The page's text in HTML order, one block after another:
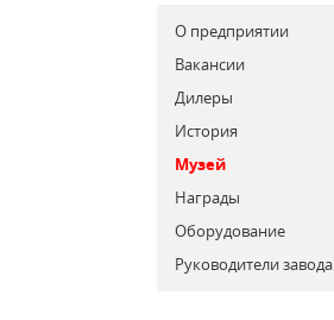
О предприятии
Вакансии
Дилеры
История
Музей
Награды
Оборудование
Руководители завода